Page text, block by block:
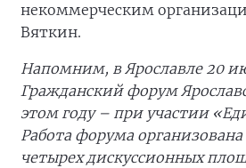
некоммерческим
Вяткин.
Напомним, в Ярославле 20
Гражданский форум
этом году – при участии
Работа форума
четырех дискуссионных